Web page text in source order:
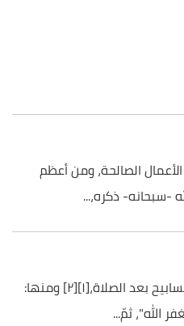
الصالحة، ومن أعظم
-سبحانه- ذكره،...
يُستحبّ للمسلم الإتيان ببعض التسابيح بعد الصلاة،[١][٢] ومنها:
الله"، ثمّ...